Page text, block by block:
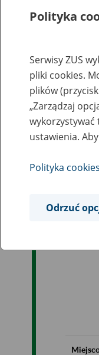
Polityka
Serwisy ZUS
pliki cookies.
plików
„Zarządzaj
wykorzystywać
ustawienia.
Polityka
Odrzuć